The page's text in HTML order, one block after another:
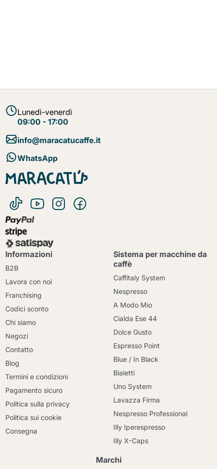
Lunedì-venerdì
09:00 - 17:00
info@maracatucaffe.it
WhatsApp
Informazioni
B2B
Lavora con noi
Franchising
Codici sconto
Chi siamo
Negozi
Contatto
Blog
Termini e condizioni
Pagamento sicuro
Politica sulla privacy
Politica sui cookie
Consegna
Sistema per macchine da
caffè
Caffitaly System
Nespresso
A Modo Mio
Cialda Ese 44
Dolce Gusto
Espresso Point
Blue / In Black
Bialetti
Uno System
Lavazza Firma
Nespresso Professional
Illy Iperespresso
Illy X-Caps
Marchi